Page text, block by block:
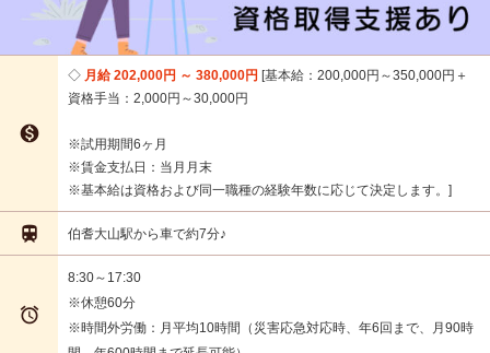

月給 202,000円 ～ 380,000円 基本給：200,000円～350,000円＋
資格手当：2,000円～30,000円
※試用期間6ヶ月
※賃金支払日：当月月末
※基本給は資格および同一職種の経験年数に応じて決定します。
 伯耆大山駅から車で約7分♪

8:30～17:30
※休憩60分
※時間外労働：月平均10時間（災害応急対応時、年6回まで、月90時